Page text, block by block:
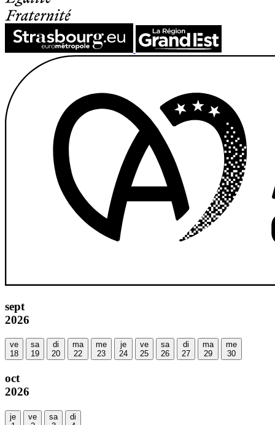
sept
2026
ve
18
sa
19
di
20
ma
22
me
23
je
24
ve
25
sa
26
di
27
ma
29
me
30
oct
2026
je
ve
sa
di